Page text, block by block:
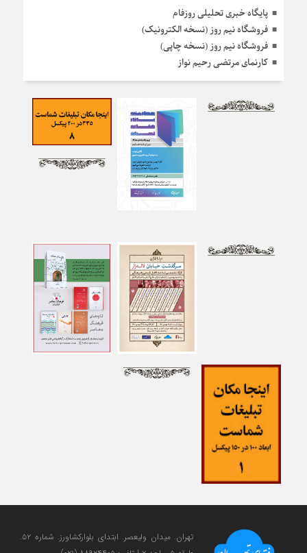
پایگاه خبری تحلیلی روزفام
فروشگاه نیم روز (نسخه الکترونیک)
فروشگاه نیم روز (نسخه چاپی)
کارنمای مرتضی رحیم نواز
تهران. میدان ولی‎عصر. ابتدای بلوارکشاورز. شماره ۵۲.